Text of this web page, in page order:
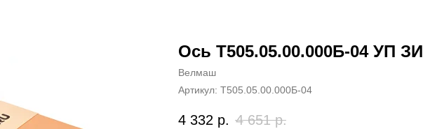
Ось Т505.05.00.000Б-04 УП ЗИ
Велмаш
Артикул: Т505.05.00.000Б-04
4 332 р. 4 651 р.